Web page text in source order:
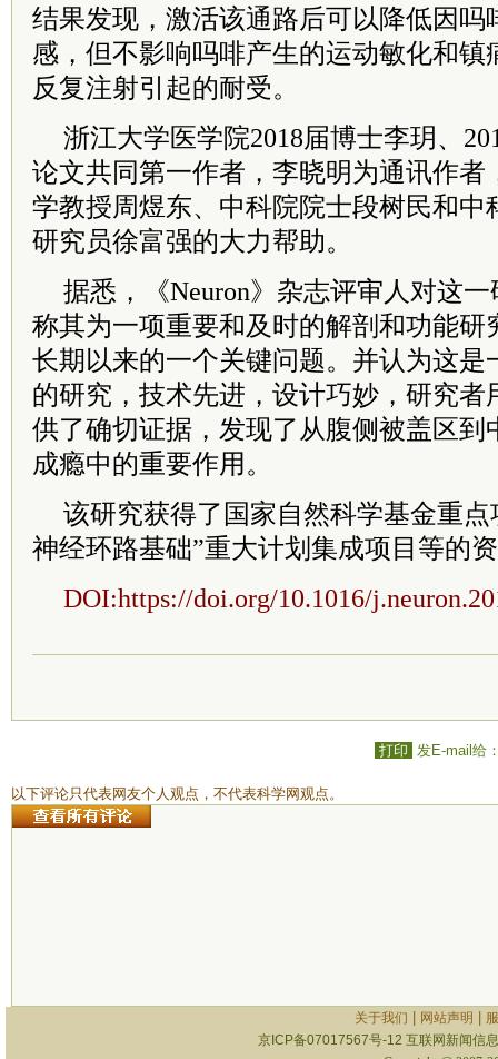
结果发现，激活该通路后可以降低因吗
感，但不影响吗啡产生的运动敏化和镇
反复注射引起的耐受。
浙江大学医学院2018届博士李玥、
论文共同第一作者，李晓明为通讯作者
学教授周煜东、中科院院士段树民和中
研究员徐富强的大力帮助。
据悉，《Neuron》杂志评审人对这
称其为一项重要和及时的解剖和功能研
长期以来的一个关键问题。并认为这是
的研究，技术先进，设计巧妙，研究者
供了确切证据，发现了从腹侧被盖区到
成瘾中的重要作用。
该研究获得了国家自然科学基金重
神经环路基础”重大计划集成项目等的
DOI:https://doi.org/10.1016/
打印 发E-mail给
以下评论只代表网友个人观点，不代表科学网观点。
关于我们 网站声明
京ICP备07017567号-12 互联网新闻信